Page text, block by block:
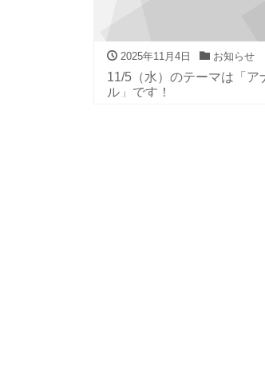
2025年11月4日 お知らせ
11/5（水）のテーマは「ア
ル」です！